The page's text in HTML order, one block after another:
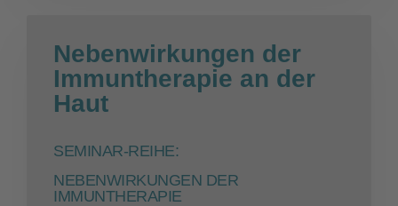
Nebenwirkungen der
Immuntherapie an der
Haut
SEMINAR-REIHE:
NEBENWIRKUNGEN DER
IMMUNTHERAPIE